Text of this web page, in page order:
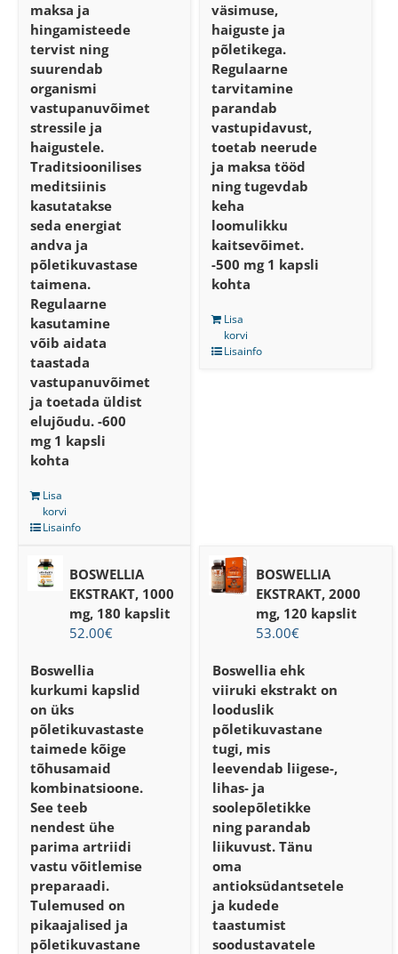
maksa ja
hingamisteede
tervist ning
suurendab
organismi
vastupanuvõimet
stressile ja
haigustele.
Traditsioonilises
meditsiinis
kasutatakse
seda energiat
andva ja
põletikuvastase
taimena.
Regulaarne
kasutamine
võib aidata
taastada
vastupanuvõimet
ja toetada üldist
elujõudu. -600
mg 1 kapsli
kohta
Lisa
korvi
Lisainfo
väsimuse,
haiguste ja
põletikega.
Regulaarne
tarvitamine
parandab
vastupidavust,
toetab neerude
ja maksa tööd
ning tugevdab
keha
loomulikku
kaitsevõimet.
-500 mg 1 kapsli
kohta
Lisa
korvi
Lisainfo
BOSWELLIA
EKSTRAKT, 1000
mg, 180 kapslit
52.00€
Boswellia
kurkumi kapslid
on üks
põletikuvastaste
taimede kõige
tõhusamaid
kombinatsioone.
See teeb
nendest ühe
parima artriidi
vastu võitlemise
preparaadi.
Tulemused on
pikaajalised ja
põletikuvastane
BOSWELLIA
EKSTRAKT, 2000
mg, 120 kapslit
53.00€
Boswellia ehk
viiruki ekstrakt on
looduslik
põletikuvastane
tugi, mis
leevendab liigese-,
lihas- ja
soolepõletikke
ning parandab
liikuvust. Tänu
oma
antioksüdantsetele
ja kudede
taastumist
soodustavatele